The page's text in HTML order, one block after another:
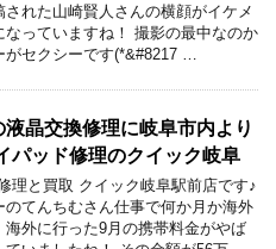
された山崎賢人さんの横顔がイケメ
なっていますね！ 撮影の最中なのか
セクシーです(*&#8217 …
晶交換修理に岐阜市内より
パッド修理のクイック岐阜
理と買取 クイック岐阜駅前店です♪
のてんちむさん仕事で何か月か海外
海外に行った9月の携帯料金がやば